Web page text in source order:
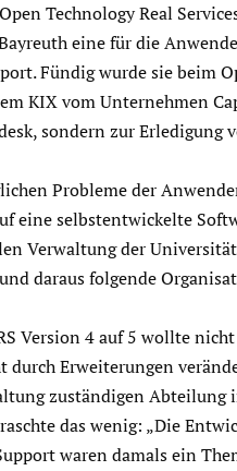
Technology Real
eine für die
Fündig wurde sie beim
KIX vom Unternehmen
sondern zur Erledigung
Probleme der
eine selbstentwickelte
Verwaltung der
daraus folgende
Version 4 auf 5 wollte
Erweiterungen
zuständigen Abteilung
das wenig: „Die
waren damals ein